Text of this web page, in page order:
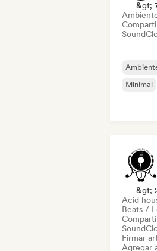
&gt;
Minimal
&gt;
Acid
Beats /
Firmar
Agregar